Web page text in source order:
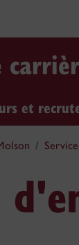
et